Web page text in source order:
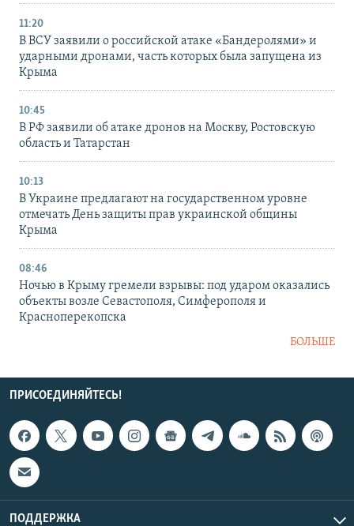
11:20
В ВСУ заявили о российской атаке «Бандеролями» и
ударными дронами, часть которых была запущена из
Крыма
10:45
В РФ заявили об атаке дронов на Москву, Ростовскую
область и Татарстан
10:13
В Украине предлагают на государственном уровне
отмечать День защиты прав украинской общины
Крыма
08:46
Ночью в Крыму гремели взрывы: под ударом оказались
объекты возле Севастополя, Симферополя и
Красноперекопска
БОЛЬШЕ
ПРИСОЕДИНЯЙТЕСЬ!
ПОДДЕРЖКА